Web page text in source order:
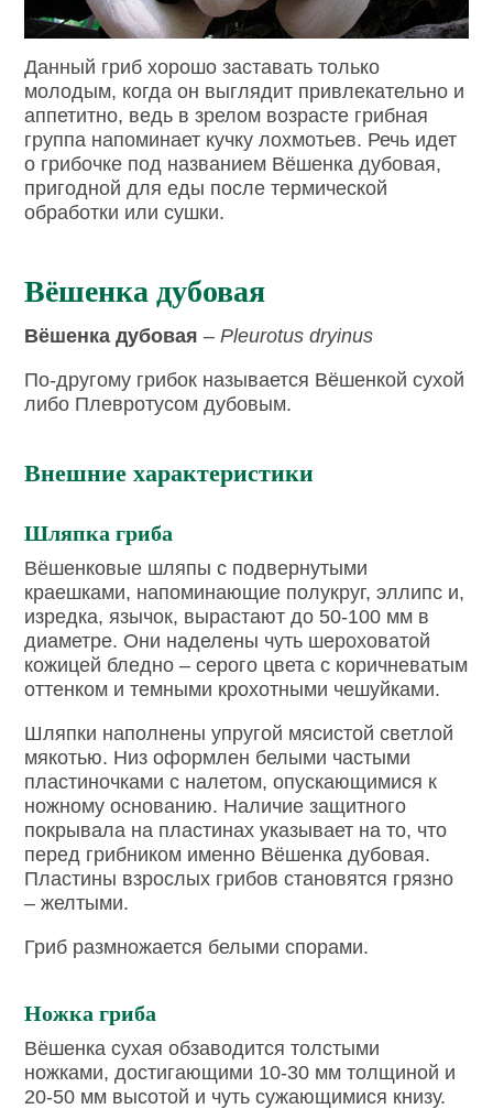
Данный гриб хорошо заставать только
молодым, когда он выглядит привлекательно и
аппетитно, ведь в зрелом возрасте грибная
группа напоминает кучку лохмотьев. Речь идет
о грибочке под названием Вёшенка дубовая,
пригодной для еды после термической
обработки или сушки.
Вёшенка дубовая
Вёшенка дубовая –Pleurotus dryinus
По-другому грибок называется Вёшенкой сухой
либо Плевротусом дубовым.
Внешние характеристики
Шляпка гриба
Вёшенковые шляпы с подвернутыми
краешками, напоминающие полукруг, эллипс и,
изредка, язычок, вырастают до 50-100 мм в
диаметре. Они наделены чуть шероховатой
кожицей бледно – серого цвета с коричневатым
оттенком и темными крохотными чешуйками.
Шляпки наполнены упругой мясистой светлой
мякотью. Низ оформлен белыми частыми
пластиночками с налетом, опускающимися к
ножному основанию. Наличие защитного
покрывала на пластинах указывает на то, что
перед грибником именно Вёшенка дубовая.
Пластины взрослых грибов становятся грязно
– желтыми.
Гриб размножается белыми спорами.
Ножка гриба
Вёшенка сухая обзаводится толстыми
ножками, достигающими 10-30 мм толщиной и
20-50 мм высотой и чуть сужающимися книзу.